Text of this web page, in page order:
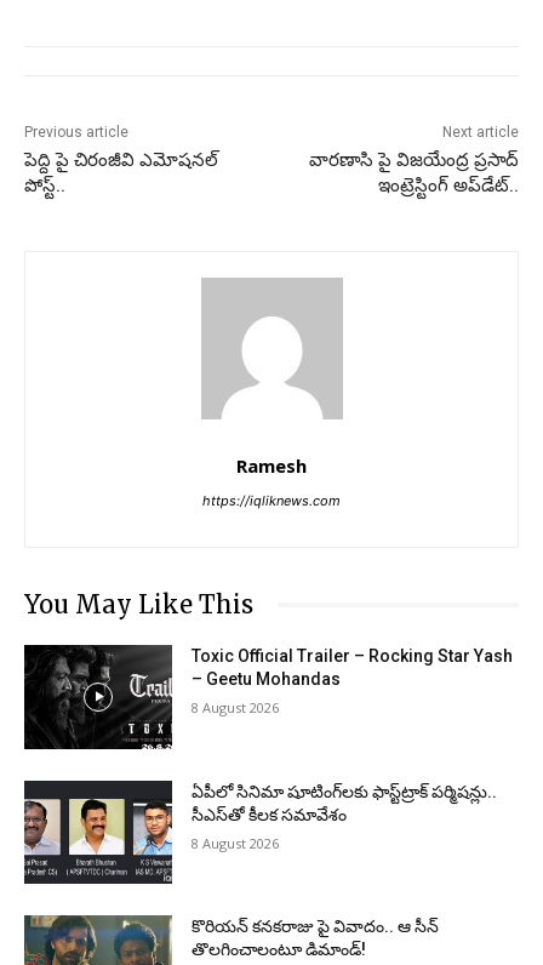
Previous article
పెద్ది పై చిరంజీవి ఎమోషనల్
పోస్ట్..
Next article
వారణాసి పై విజయేంద్ర ప్రసాద్
ఇంట్రెస్టింగ్ అప్‌డేట్..
Ramesh
https://iqliknews.com
You May Like This
Toxic Official Trailer – Rocking Star Yash
– Geetu Mohandas
8 August 2026
ఏపీలో సినిమా షూటింగ్‌లకు ఫాస్ట్‌ట్రాక్ పర్మిషన్లు..
సీఎస్‌తో కీలక సమావేశం
8 August 2026
కొరియన్ కనకరాజు పై వివాదం.. ఆ సీన్
తొలగించాలంటూ డిమాండ్!